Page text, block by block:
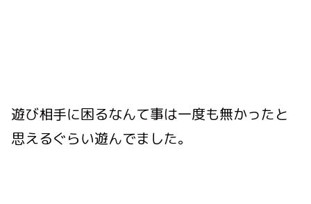
遊び相手に困るなんて事は一度も無かったと
思えるぐらい遊んでました。